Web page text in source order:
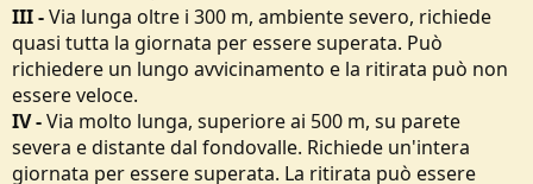
III -Via lunga oltre i 300 m, ambiente severo, richiede
quasi tutta la giornata per essere superata. Può
richiedere un lungo avvicinamento e la ritirata può non
essere veloce.
IV -Via molto lunga, superiore ai 500 m, su parete
severa e distante dal fondovalle. Richiede un'intera
giornata per essere superata. La ritirata può essere